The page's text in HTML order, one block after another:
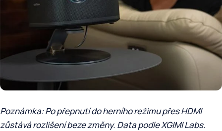
Poznámka: Po přepnutí do herního režimu přes HDMI
zůstává rozlišení beze změny. Data podle XGIMI Labs.